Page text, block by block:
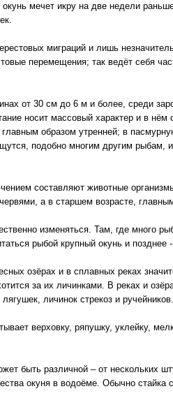
мечет икру на две недели
миграций и лишь
перемещения; так ведёт себя
от 30 см до 6 м и более, среди
носит массовый характер и в
образом утренней; в
подобно многим другим рыбам,
составляют животные
а в старшем возрасте,
изменяться. Там, где много
рыбой крупный окунь и позднее
озёрах и в сплавных реках
за их личинками. В реках и
личинок стрекоз и ручейников.
верховку, ряпушку, уклейку,
быть различной – от нескольких
окуня в водоёме. Обычно стайка